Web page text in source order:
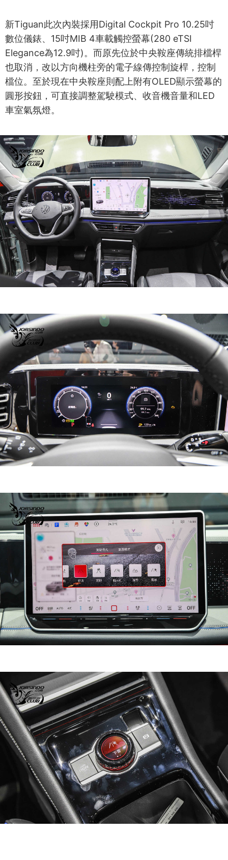
新Tiguan此次內裝採用Digital Cockpit Pro 10.25吋
數位儀錶、15吋MIB 4車載觸控螢幕(280 eTSI
Elegance為12.9吋)。而原先位於中央鞍座傳統排檔桿
也取消，改以方向機柱旁的電子線傳控制旋桿，控制
檔位。至於現在中央鞍座則配上附有OLED顯示螢幕的
圓形按鈕，可直接調整駕駛模式、收音機音量和LED
車室氣氛燈。